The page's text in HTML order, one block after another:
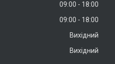
09:00
18:00
09:00
18:00
Вихідний
Вихідний